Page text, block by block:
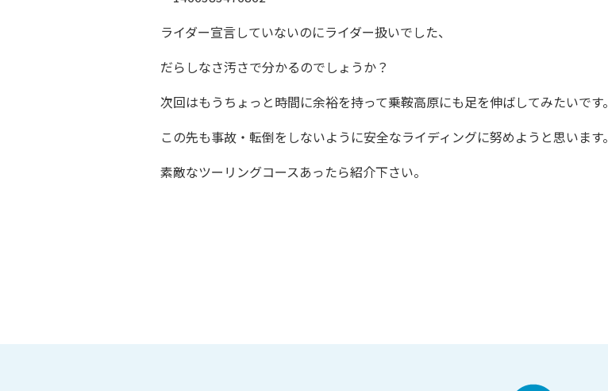
ライダー宣言していないのにライダー扱いでした、
だらしなさ汚さで分かるのでしょうか？
次回はもうちょっと時間に余裕を持って乗鞍高原にも足を伸ばしてみたいです。
この先も事故・転倒をしないように安全なライディングに努めようと思います。
素敵なツーリングコースあったら紹介下さい。